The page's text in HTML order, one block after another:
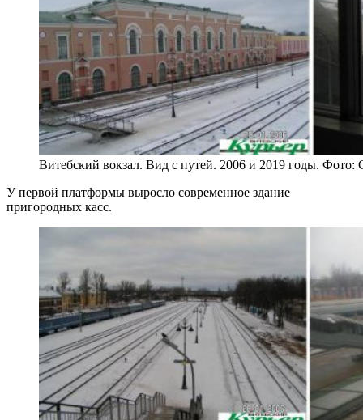
Витебский вокзал. Вид с путей. 2006 и 2019 годы. Фото:
У первой платформы выросло современное здание
пригородных касс.